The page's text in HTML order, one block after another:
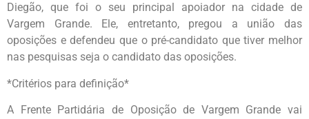
Diegão, que foi o seu principal apoiador na cidade de
Vargem Grande. Ele, entretanto, pregou a união das
oposições e defendeu que o pré-candidato que tiver melhor
nas pesquisas seja o candidato das oposições.
*Critérios para definição*
A Frente Partidária de Oposição de Vargem Grande vai